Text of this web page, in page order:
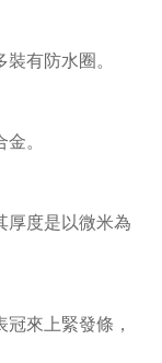
有防水圈。
。
厚度是以微米為
來上緊發條，